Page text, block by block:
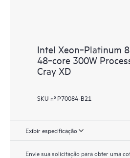
Intel Xeon‑Platinum
48‑core 300W
Cray XD
SKU nº P70084-B21
Exibir especificação
Envie sua solicitação para obter uma